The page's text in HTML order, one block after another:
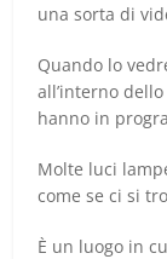
una sorta di
Quando lo
all’interno
hanno in
Molte luci
come se ci si
È un luogo in